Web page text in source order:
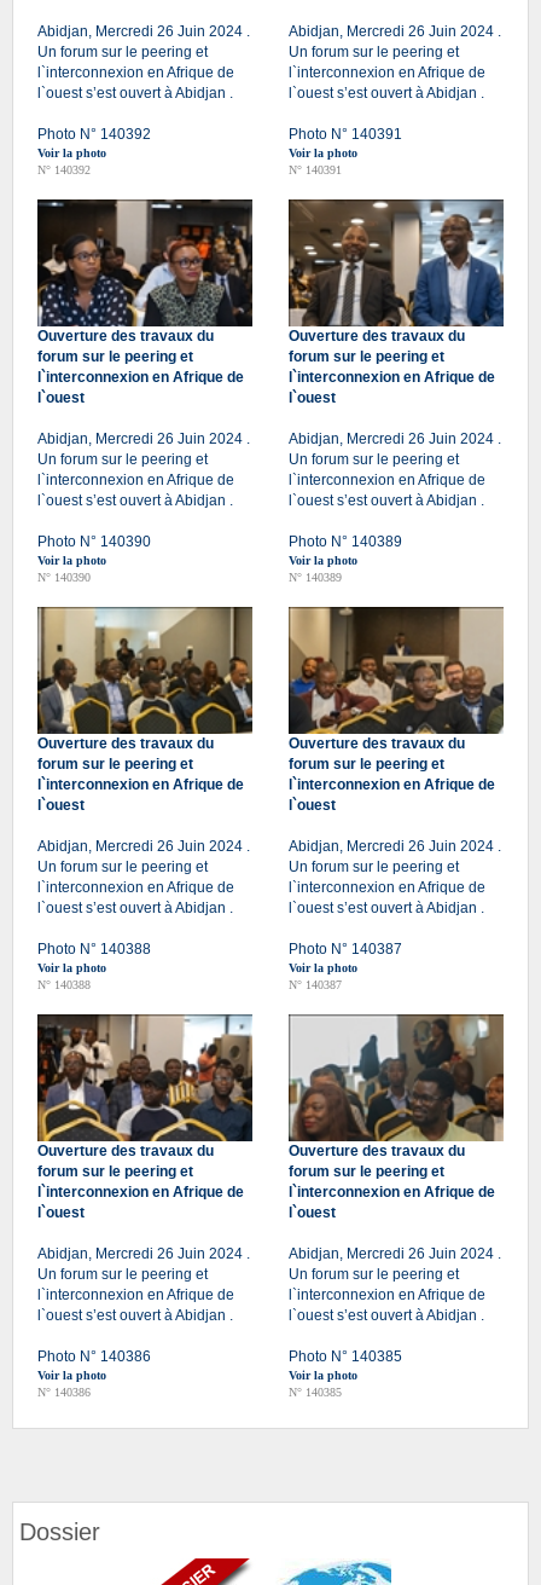
Abidjan, Mercredi 26 Juin 2024 .
Un forum sur le peering et
l`interconnexion en Afrique de
l`ouest s’est ouvert à Abidjan .
Photo N° 140392
Voir la photo
N° 140392
Abidjan, Mercredi 26 Juin 2024 .
Un forum sur le peering et
l`interconnexion en Afrique de
l`ouest s’est ouvert à Abidjan .
Photo N° 140391
Voir la photo
N° 140391
Ouverture des travaux du
forum sur le peering et
l`interconnexion en Afrique de
l`ouest
Abidjan, Mercredi 26 Juin 2024 .
Un forum sur le peering et
l`interconnexion en Afrique de
l`ouest s’est ouvert à Abidjan .
Photo N° 140390
Voir la photo
N° 140390
Ouverture des travaux du
forum sur le peering et
l`interconnexion en Afrique de
l`ouest
Abidjan, Mercredi 26 Juin 2024 .
Un forum sur le peering et
l`interconnexion en Afrique de
l`ouest s’est ouvert à Abidjan .
Photo N° 140389
Voir la photo
N° 140389
Ouverture des travaux du
forum sur le peering et
l`interconnexion en Afrique de
l`ouest
Abidjan, Mercredi 26 Juin 2024 .
Un forum sur le peering et
l`interconnexion en Afrique de
l`ouest s’est ouvert à Abidjan .
Photo N° 140388
Voir la photo
N° 140388
Ouverture des travaux du
forum sur le peering et
l`interconnexion en Afrique de
l`ouest
Abidjan, Mercredi 26 Juin 2024 .
Un forum sur le peering et
l`interconnexion en Afrique de
l`ouest s’est ouvert à Abidjan .
Photo N° 140387
Voir la photo
N° 140387
Ouverture des travaux du
forum sur le peering et
l`interconnexion en Afrique de
l`ouest
Abidjan, Mercredi 26 Juin 2024 .
Un forum sur le peering et
l`interconnexion en Afrique de
l`ouest s’est ouvert à Abidjan .
Photo N° 140386
Voir la photo
N° 140386
Ouverture des travaux du
forum sur le peering et
l`interconnexion en Afrique de
l`ouest
Abidjan, Mercredi 26 Juin 2024 .
Un forum sur le peering et
l`interconnexion en Afrique de
l`ouest s’est ouvert à Abidjan .
Photo N° 140385
Voir la photo
N° 140385
Dossier